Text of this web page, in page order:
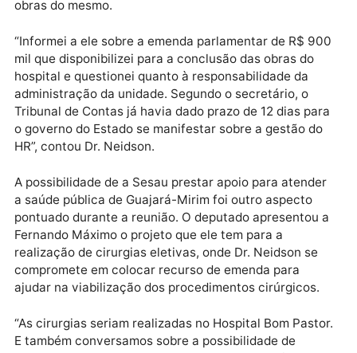
eputado Dr. Neidson (PMN) se reuniu com o
de Estado da Saúde, Fernando Rodrigues Máximo
discutir, entre vários assuntos, a gestão do Hospital
Regional (HR) de Guajará-Mirim e a conclusão das
obras do mesmo.
mil que disponibilizei para a conclusão das obras do
hospital e questionei quanto à responsabilidade da
administração da unidade. Segundo o secretário, o
Tribunal de Contas já havia dado prazo de 12 dias
o governo do Estado se manifestar sobre a gestão
HR”, contou Dr. Neidson.
A possibilidade de a Sesau prestar apoio para
a saúde pública de Guajará-Mirim foi outro aspecto